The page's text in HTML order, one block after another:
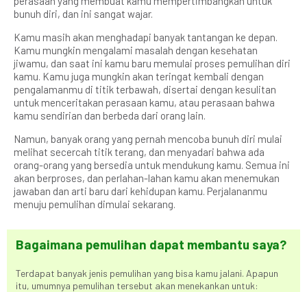
bunuh diri, dan ini sangat wajar.
Kamu masih akan menghadapi banyak tantangan ke depan.
Kamu mungkin mengalami masalah dengan kesehatan
jiwamu, dan saat ini kamu baru memulai proses pemulihan diri
kamu. Kamu juga mungkin akan teringat kembali dengan
pengalamanmu di titik terbawah, disertai dengan kesulitan
untuk menceritakan perasaan kamu, atau perasaan bahwa
kamu sendirian dan berbeda dari orang lain.
Namun, banyak orang yang pernah mencoba bunuh diri mulai
melihat secercah titik terang, dan menyadari bahwa ada
orang-orang yang bersedia untuk mendukung kamu. Semua ini
akan berproses, dan perlahan-lahan kamu akan menemukan
jawaban dan arti baru dari kehidupan kamu. Perjalananmu
menuju pemulihan dimulai sekarang.
Bagaimana pemulihan dapat membantu saya?
Terdapat banyak jenis pemulihan yang bisa kamu jalani. Apapun
itu, umumnya pemulihan tersebut akan menekankan untuk: